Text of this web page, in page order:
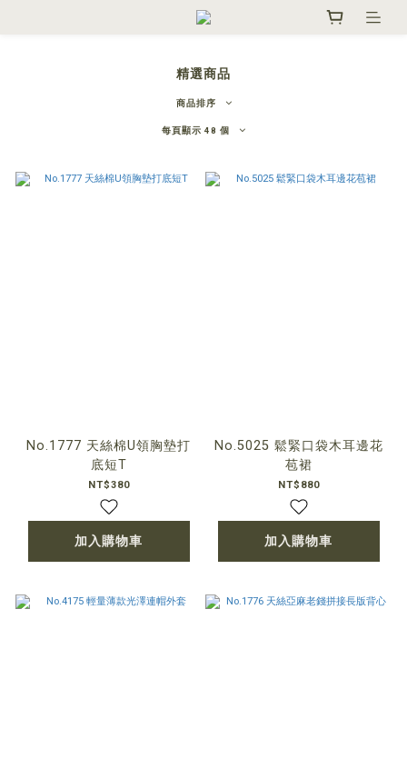
精選商品
商品排序
每頁顯示 48 個
No.1777 天絲棉U領胸墊打
底短T
NT$380
加入購物車
No.5025 鬆緊口袋木耳邊花
苞裙
NT$880
加入購物車